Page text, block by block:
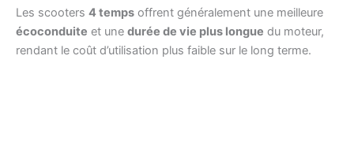
Les scooters 4 temps offrent généralement une meilleure
écoconduite et une durée de vie plus longue du moteur,
rendant le coût d’utilisation plus faible sur le long terme.